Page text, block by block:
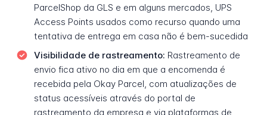
ParcelShop da GLS e em alguns mercados, UPS
Access Points usados como recurso quando uma
tentativa de entrega em casa não é bem-sucedida
Visibilidade de rastreamento: Rastreamento de
envio fica ativo no dia em que a encomenda é
recebida pela Okay Parcel, com atualizações de
status acessíveis através do portal de
rastreamento da empresa e via plataformas de